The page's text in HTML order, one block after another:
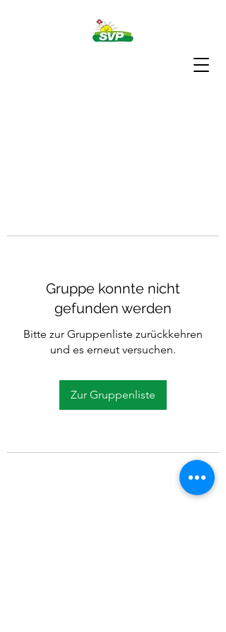
Gruppe konnte nicht
gefunden werden
Bitte zur Gruppenliste zurückkehren
und es erneut versuchen.
Zur Gruppenliste